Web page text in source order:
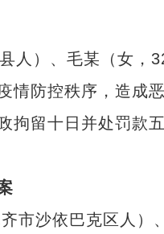
）、毛某（女，
情防控秩序，造成
拘留十日并处罚款
市沙依巴克区人）